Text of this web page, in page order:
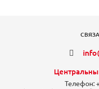
Телефон: